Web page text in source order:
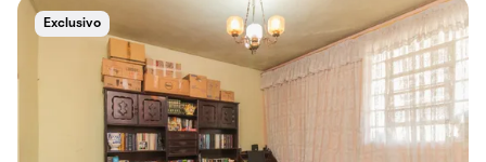
Exclusivo